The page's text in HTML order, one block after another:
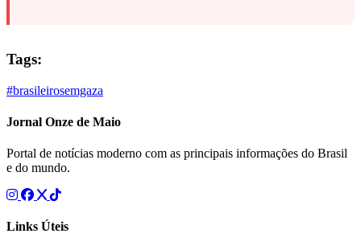
Tags:
#brasileirosemgaza
Jornal Onze de Maio
Portal de notícias moderno com as principais informações do Brasil
e do mundo.
Links Úteis